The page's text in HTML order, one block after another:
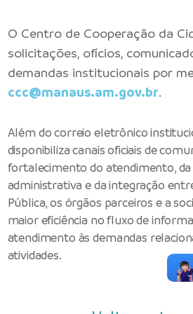
O Centro de Cooperação da
solicitações, ofícios,
demandas institucionais por
ccc@manaus.am.gov.br.
Além do correio eletrônico
disponibiliza canais oficiais de
fortalecimento do atendimento,
administrativa e da integração
Pública, os órgãos parceiros e a
maior eficiência no fluxo de
atendimento às demandas
atividades.